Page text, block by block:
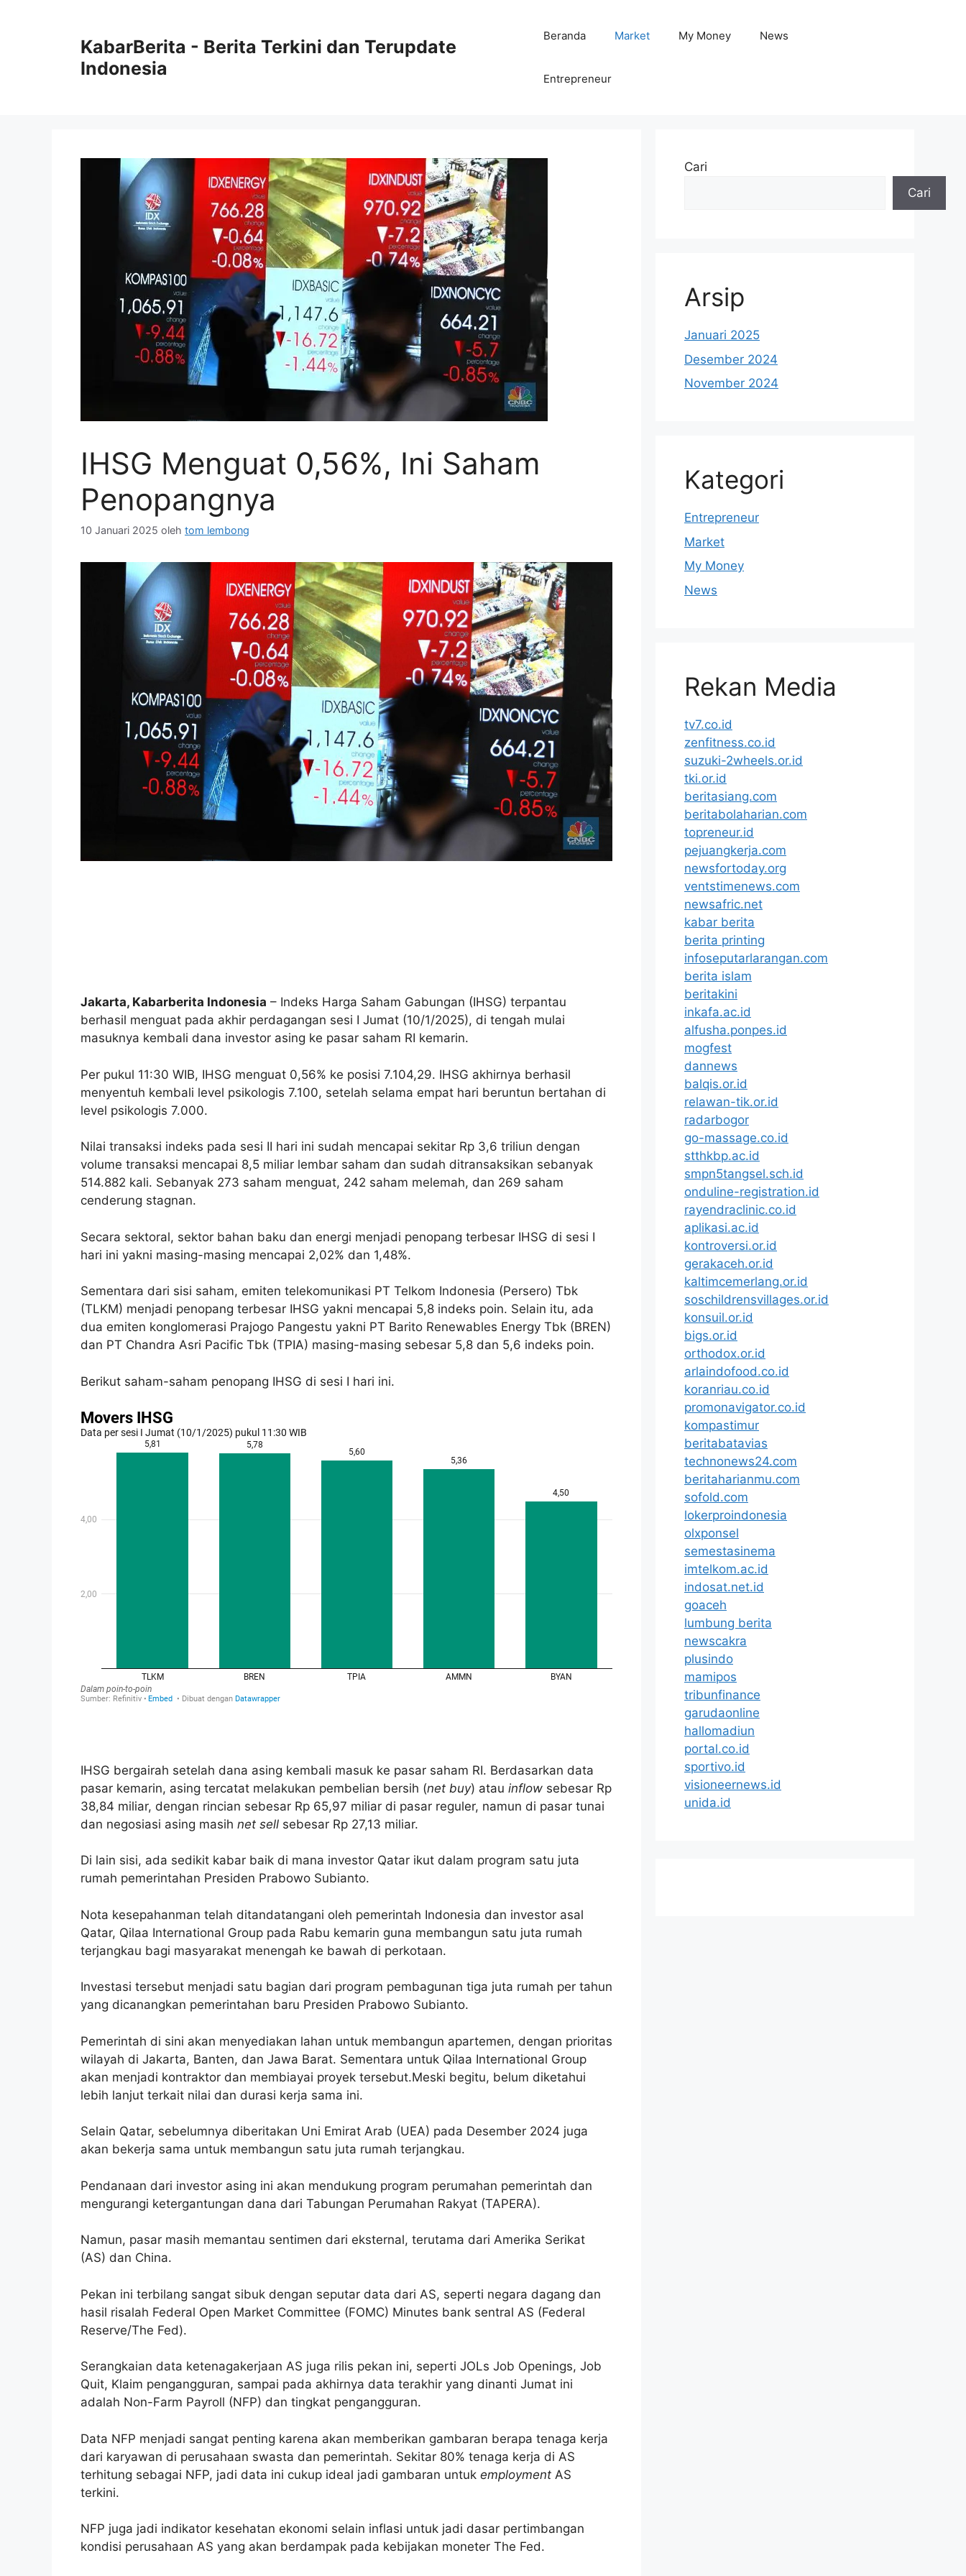
KabarBerita - Berita Terkini dan Terupdate
Indonesia
Beranda Market My Money News
Entrepreneur
IHSG Menguat 0,56%, Ini Saham
Penopangnya
10 Januari 2025 oleh tom lembong
Jakarta, Kabarberita Indonesia – Indeks Harga Saham Gabungan (IHSG) terpantau
berhasil menguat pada akhir perdagangan sesi I Jumat (10/1/2025), di tengah mulai
masuknya kembali dana investor asing ke pasar saham RI kemarin.
Per pukul 11:30 WIB, IHSG menguat 0,56% ke posisi 7.104,29. IHSG akhirnya berhasil
menyentuh kembali level psikologis 7.100, setelah selama empat hari beruntun bertahan di
level psikologis 7.000.
Nilai transaksi indeks pada sesi II hari ini sudah mencapai sekitar Rp 3,6 triliun dengan
volume transaksi mencapai 8,5 miliar lembar saham dan sudah ditransaksikan sebanyak
514.882 kali. Sebanyak 273 saham menguat, 242 saham melemah, dan 269 saham
cenderung stagnan.
Secara sektoral, sektor bahan baku dan energi menjadi penopang terbesar IHSG di sesi I
hari ini yakni masing-masing mencapai 2,02% dan 1,48%.
Sementara dari sisi saham, emiten telekomunikasi PT Telkom Indonesia (Persero) Tbk
(TLKM) menjadi penopang terbesar IHSG yakni mencapai 5,8 indeks poin. Selain itu, ada
dua emiten konglomerasi Prajogo Pangestu yakni PT Barito Renewables Energy Tbk (BREN)
dan PT Chandra Asri Pacific Tbk (TPIA) masing-masing sebesar 5,8 dan 5,6 indeks poin.
Berikut saham-saham penopang IHSG di sesi I hari ini.
IHSG bergairah setelah dana asing kembali masuk ke pasar saham RI. Berdasarkan data
pasar kemarin, asing tercatat melakukan pembelian bersih (net buy) atau inflow sebesar Rp
38,84 miliar, dengan rincian sebesar Rp 65,97 miliar di pasar reguler, namun di pasar tunai
dan negosiasi asing masih net sell sebesar Rp 27,13 miliar.
Di lain sisi, ada sedikit kabar baik di mana investor Qatar ikut dalam program satu juta
rumah pemerintahan Presiden Prabowo Subianto.
Nota kesepahanman telah ditandatangani oleh pemerintah Indonesia dan investor asal
Qatar, Qilaa International Group pada Rabu kemarin guna membangun satu juta rumah
terjangkau bagi masyarakat menengah ke bawah di perkotaan.
Investasi tersebut menjadi satu bagian dari program pembagunan tiga juta rumah per tahun
yang dicanangkan pemerintahan baru Presiden Prabowo Subianto.
Pemerintah di sini akan menyediakan lahan untuk membangun apartemen, dengan prioritas
wilayah di Jakarta, Banten, dan Jawa Barat. Sementara untuk Qilaa International Group
akan menjadi kontraktor dan membiayai proyek tersebut.Meski begitu, belum diketahui
lebih lanjut terkait nilai dan durasi kerja sama ini.
Selain Qatar, sebelumnya diberitakan Uni Emirat Arab (UEA) pada Desember 2024 juga
akan bekerja sama untuk membangun satu juta rumah terjangkau.
Pendanaan dari investor asing ini akan mendukung program perumahan pemerintah dan
mengurangi ketergantungan dana dari Tabungan Perumahan Rakyat (TAPERA).
Namun, pasar masih memantau sentimen dari eksternal, terutama dari Amerika Serikat
(AS) dan China.
Pekan ini terbilang sangat sibuk dengan seputar data dari AS, seperti negara dagang dan
hasil risalah Federal Open Market Committee (FOMC) Minutes bank sentral AS (Federal
Reserve/The Fed).
Serangkaian data ketenagakerjaan AS juga rilis pekan ini, seperti JOLs Job Openings, Job
Quit, Klaim pengangguran, sampai pada akhirnya data terakhir yang dinanti Jumat ini
adalah Non-Farm Payroll (NFP) dan tingkat pengangguran.
Data NFP menjadi sangat penting karena akan memberikan gambaran berapa tenaga kerja
dari karyawan di perusahaan swasta dan pemerintah. Sekitar 80% tenaga kerja di AS
terhitung sebagai NFP, jadi data ini cukup ideal jadi gambaran untuk employment AS
terkini.
NFP juga jadi indikator kesehatan ekonomi selain inflasi untuk jadi dasar pertimbangan
kondisi perusahaan AS yang akan berdampak pada kebijakan moneter The Fed.
Cari
Cari
Arsip
Januari 2025
Desember 2024
November 2024
Kategori
Entrepreneur
Market
My Money
News
Rekan Media
tv7.co.id
zenfitness.co.id
suzuki-2wheels.or.id
tki.or.id
beritasiang.com
beritabolaharian.com
topreneur.id
pejuangkerja.com
newsfortoday.org
ventstimenews.com
newsafric.net
kabar berita
berita printing
infoseputarlarangan.com
berita islam
beritakini
inkafa.ac.id
alfusha.ponpes.id
mogfest
dannews
balqis.or.id
relawan-tik.or.id
radarbogor
go-massage.co.id
stthkbp.ac.id
smpn5tangsel.sch.id
onduline-registration.id
rayendraclinic.co.id
aplikasi.ac.id
kontroversi.or.id
gerakaceh.or.id
kaltimcemerlang.or.id
soschildrensvillages.or.id
konsuil.or.id
bigs.or.id
orthodox.or.id
arlaindofood.co.id
koranriau.co.id
promonavigator.co.id
kompastimur
beritabatavias
technonews24.com
beritaharianmu.com
sofold.com
lokerproindonesia
olxponsel
semestasinema
imtelkom.ac.id
indosat.net.id
goaceh
lumbung berita
newscakra
plusindo
mamipos
tribunfinance
garudaonline
hallomadiun
portal.co.id
sportivo.id
visioneernews.id
unida.id